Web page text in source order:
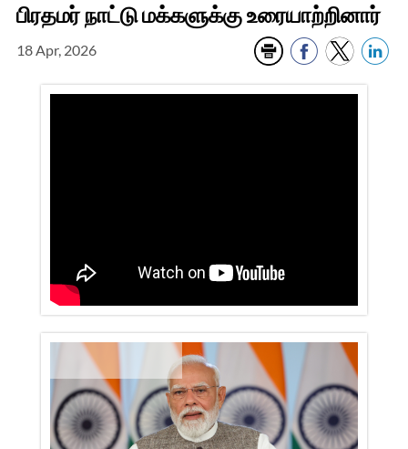
பிரதமர் நாட்டு மக்களுக்கு உரையாற்றினார்
18 Apr, 2026